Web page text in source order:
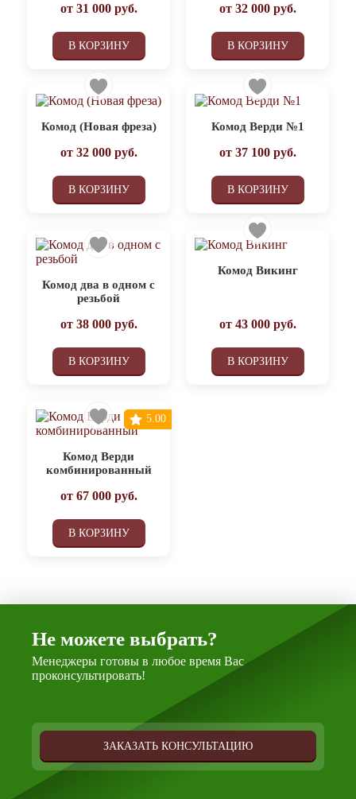
от 31 000руб.
В КОРЗИНУ
от 32 000руб.
В КОРЗИНУ
Комод (Новая фреза)
от 32 000руб.
В КОРЗИНУ
Комод Верди №1
от 37 100руб.
В КОРЗИНУ
Комод два в одном с
резьбой
от 38 000руб.
В КОРЗИНУ
Комод Викинг
от 43 000руб.
В КОРЗИНУ
Комод Верди
комбинированный
от 67 000руб.
В КОРЗИНУ
5.00
Не можете выбрать?
Менеджеры готовы в любое время Вас
проконсультировать!
ЗАКАЗАТЬ КОНСУЛЬТАЦИЮ